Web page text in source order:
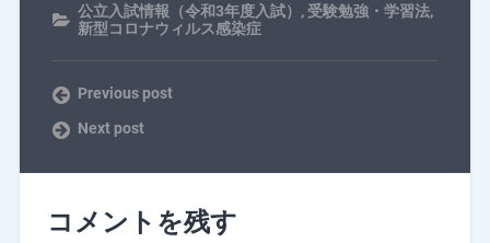
公立入試情報（令和3年度入試） , 受験勉強・学習法,
新型コロナウィルス感染症
Previous post
Next post
コメントを残す